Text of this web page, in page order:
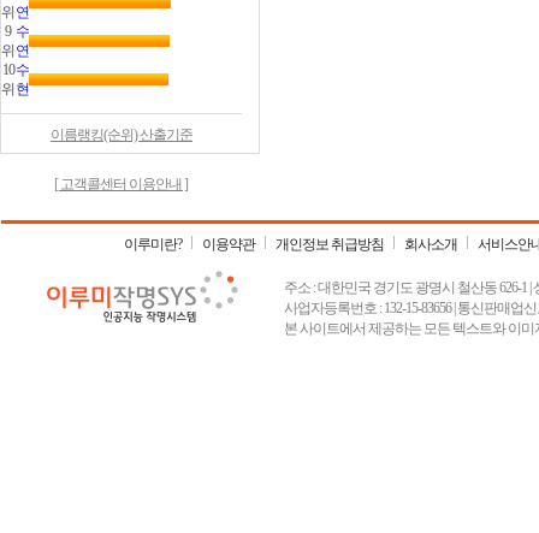
위 연
9
위
수
연
10
위
수
현
이름랭킹(순위) 산출기준
[ 고객콜센터 이용안내 ]
이루미란? 이용약관 개인정보 취급방침 회사소개 서비스안
주소 : 대한민국 경기도 광명시 철산동 626-1 |
사업자등록번호 : 132-15-83656 | 통신판매업
본 사이트에서 제공하는 모든 텍스트와 이